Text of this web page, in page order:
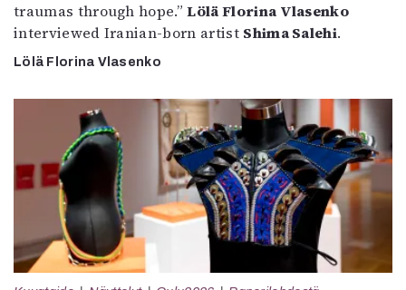
traumas through hope.”Lölä Florina Vlasenko
interviewed Iranian-born artist Shima Salehi.
Lölä Florina Vlasenko